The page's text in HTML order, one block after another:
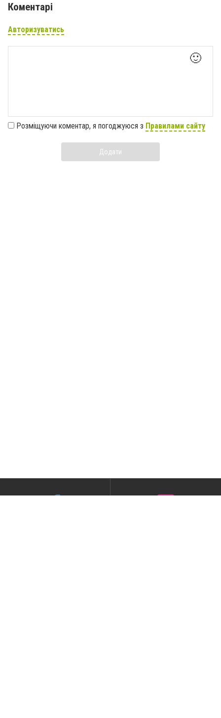
Коментарі
Авторизуватись
🙂
Розміщуючи коментар, я погоджуюся з Правилами сайту
Додати